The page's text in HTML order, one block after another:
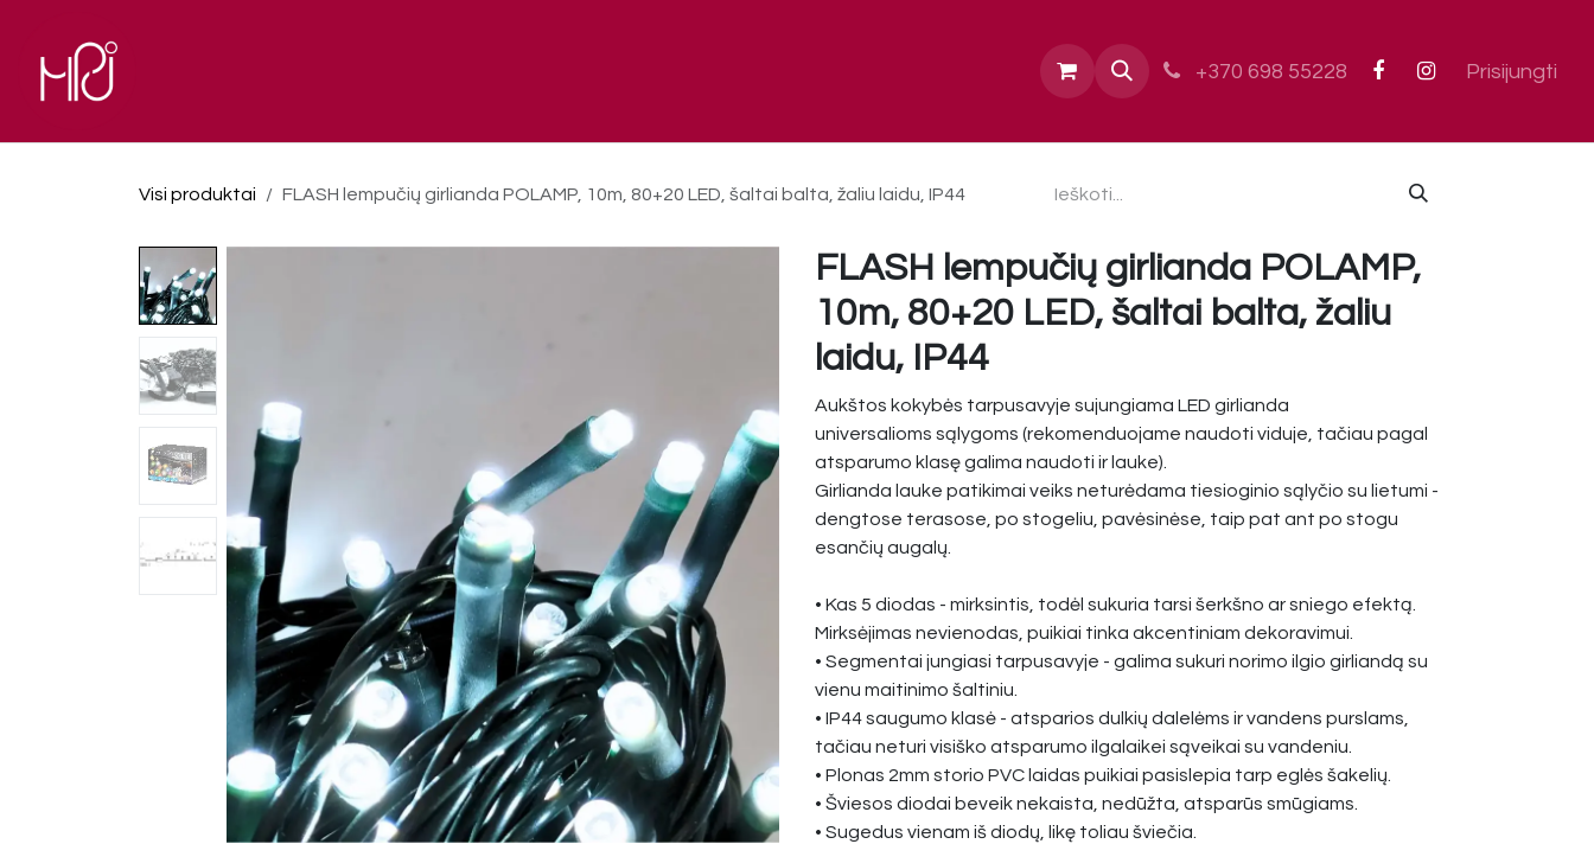
Kontaktai +370 698 55228 Prisijungti
Visi produktai FLASH lempučių girlianda POLAMP, 10m, 80+20 LED, šaltai balta, žaliu laidu, IP44
FLASH lempučių girlianda POLAMP,
10m, 80+20 LED, šaltai balta, žaliu
laidu, IP44
Aukštos kokybės tarpusavyje sujungiama LED girlianda
universalioms sąlygoms (rekomenduojame naudoti viduje, tačiau pagal
atsparumo klasę galima naudoti ir lauke).
Girlianda lauke patikimai veiks neturėdama tiesioginio sąlyčio su lietumi -
dengtose terasose, po stogeliu, pavėsinėse, taip pat ant po stogu
esančių augalų.
• Kas 5 diodas - mirksintis, todėl sukuria tarsi šerkšno ar sniego efektą.
Mirksėjimas nevienodas, puikiai tinka akcentiniam dekoravimui.
• Segmentai jungiasi tarpusavyje - galima sukuri norimo ilgio girliandą su
vienu maitinimo šaltiniu.
• IP44 saugumo klasė - atsparios dulkių dalelėms ir vandens purslams,
tačiau neturi visiško atsparumo ilgalaikei sąveikai su vandeniu.
• Plonas 2mm storio PVC laidas puikiai pasislepia tarp eglės šakelių.
• Šviesos diodai beveik nekaista, nedūžta, atsparūs smūgiams.
• Sugedus vienam iš diodų, likę toliau šviečia.